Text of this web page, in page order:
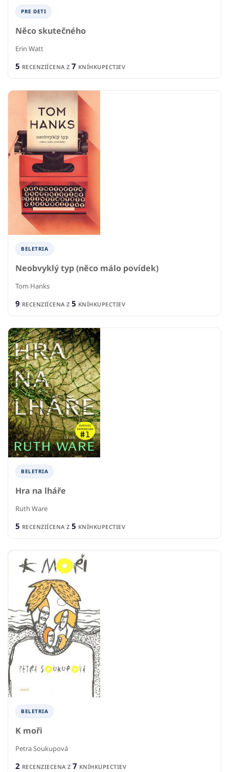
PRE DETI
Něco skutečného
Erin Watt
5 RECENZIÍCENA Z 7 KNÍHKUPECTIEV
BELETRIA
Neobvyklý typ (něco málo povídek)
Tom Hanks
9 RECENZIÍCENA Z 5 KNÍHKUPECTIEV
BELETRIA
Hra na lháře
Ruth Ware
5 RECENZIÍCENA Z 5 KNÍHKUPECTIEV
BELETRIA
K moři
Petra Soukupová
2 RECENZIECENA Z 7 KNÍHKUPECTIEV